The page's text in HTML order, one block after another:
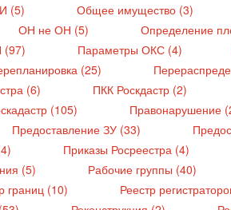
(5)
Общее имущество (3)
ОН не ОН (5) Определение
(97)
Параметры ОКС (4)
(25)
(6)
ПКК Роскдастр (2)
(105) Правонарушение
Предоставление ЗУ (33)
Приказы Росреестра (4)
(5)
Рабочие группы (40)
границ (10) Реестр